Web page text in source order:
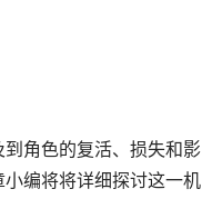
到角色的复活、损失和影
编将将详细探讨这一机